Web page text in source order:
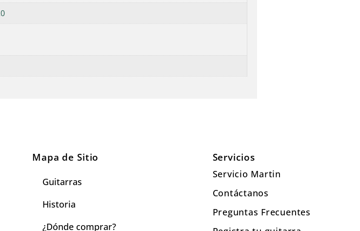
Mapa de Sitio
Guitarras
Historia
¿Dónde comprar?
Servicios
Servicio Martin
Contáctanos
Preguntas Frecuentes